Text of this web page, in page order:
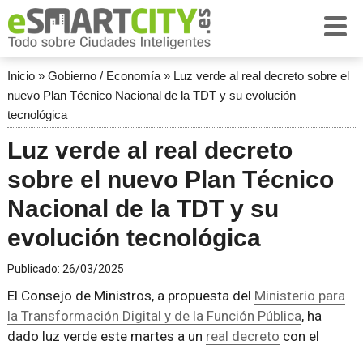
Inicio» Gobierno / Economía» Luz verde al real decreto sobre el
nuevo Plan Técnico Nacional de la TDT y su evolución
tecnológica
Luz verde al real decreto
sobre el nuevo Plan Técnico
Nacional de la TDT y su
evolución tecnológica
Publicado: 26/03/2025
El Consejo de Ministros, a propuesta del Ministerio para
la Transformación Digital y de la Función Pública, ha
dado luz verde este martes a un real decreto con el